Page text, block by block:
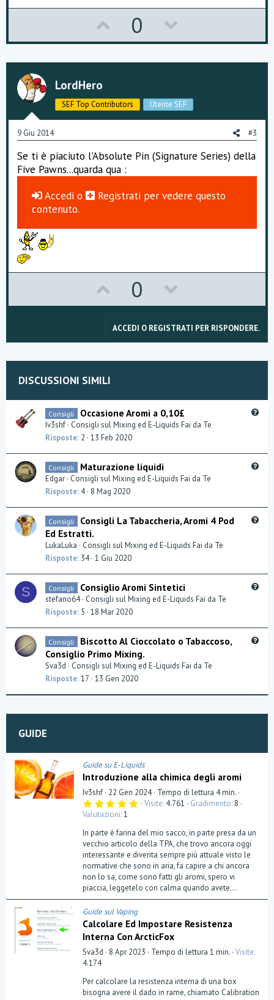
p
v
t
e
0
o
w
v
o
t
e
LordHero
SEF Top Contributors Utente SEF
9 Giu 2014 #3
Se ti è piaciuto l'Absolute Pin (Signature Series) della
Five Pawns...quarda qua :
Accedi o Registrati per vedere questo
contenuto.
p
v
o
e
0
o
w
n
o
t
e
ACCEDI O REGISTRATI PER RISPONDERE.
DISCUSSIONI SIMILI
Consigli Occasione Aromi a 0,10£
Iv3shf Consigli sul Mixing ed E-Liquids Fai da Te
Risposte 2 13 Feb 2020
Consigli Maturazione liquidi
Edgar Consigli sul Mixing ed E-Liquids Fai da Te
Risposte 4 8 Mag 2020
i
Consigli
Consigli La Tabaccheria, Aromi 4 Pod
Ed Estratti.
LukaLuka
Consigli sul Mixing ed E-Liquids Fai da Te
Risposte 34 1 Giu 2020
S Consigli Consiglio Aromi Sintetici
stefano64 Consigli sul Mixing ed E-Liquids Fai da Te
Risposte 5 18 Mar 2020
i
Consigli
Biscotto Al Cioccolato o Tabaccoso,
Consiglio Primo Mixing.
Sva3d
Consigli sul Mixing ed E-Liquids Fai da Te
Risposte 17 13 Gen 2020
GUIDE
Guide su E-Liquids
Introduzione alla chimica degli aromi
Iv3shf 22 Gen 2024 Tempo di lettura 4 min.
5
0
s
t
e
l
l
a
(
e
)
Visite 4.761 Gradimento 8
Valutazioni 1
In parte è farina del mio sacco, in parte presa da un
vecchio articolo della TPA, che trovo ancora oggi
interessante e diventa sempre più attuale visto le
normative che sono in aria, fa capire a chi ancora
non lo sa, come sono fatti gli aromi, spero vi
piaccia, leggetelo con calma quando avete...
Guide sul Vaping
Calcolare Ed Impostare Resistenza
Interna Con ArcticFox
Sva3d 8 Apr 2023 Tempo di lettura 1 min. Visite
4.174
Per calcolare la resistenza interna di una box
bisogna avere il dado in rame, chiamato Calibration